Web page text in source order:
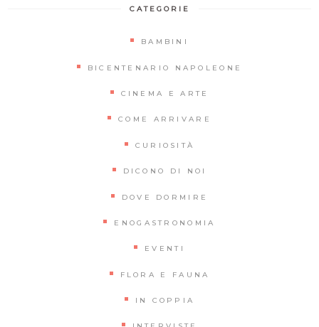
CATEGORIE
BAMBINI
BICENTENARIO NAPOLEONE
CINEMA E ARTE
COME ARRIVARE
CURIOSITÀ
DICONO DI NOI
DOVE DORMIRE
ENOGASTRONOMIA
EVENTI
FLORA E FAUNA
IN COPPIA